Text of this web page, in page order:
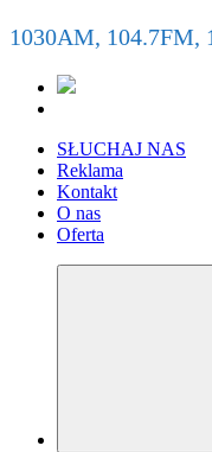
1030AM, 104.7FM,
SŁUCHAJ NAS
Reklama
Kontakt
O nas
Oferta